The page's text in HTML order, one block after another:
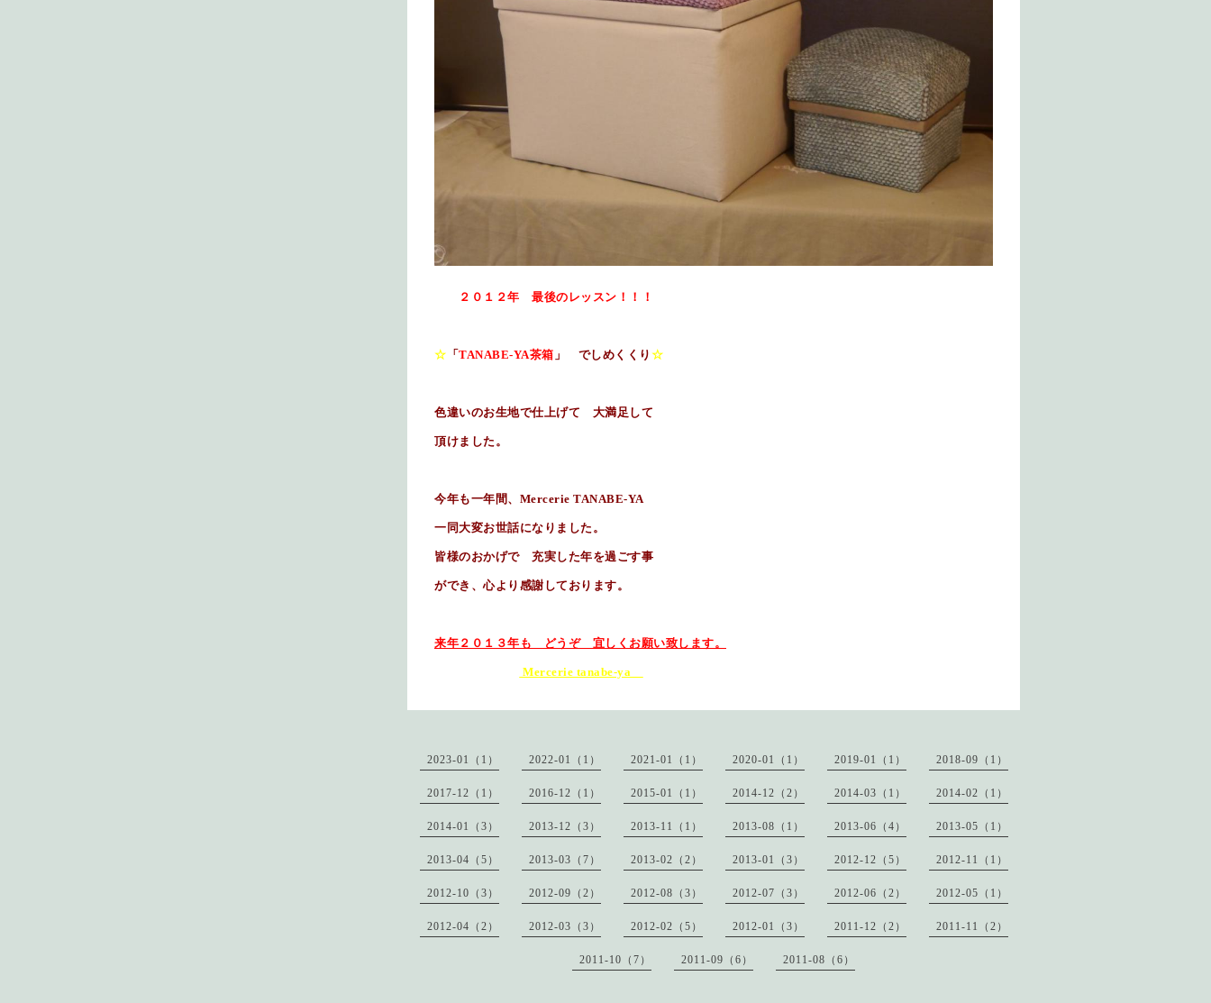
２０１２年 最後のレッスン！！！
☆ 「 TANABE-YA茶箱 」 でしめくくり ☆
色違いのお生地で仕上げて 大満足して
頂けました。
今年も一年間、Mercerie TANABE-YA
一同大変お世話になりました。
皆様のおかげで 充実した年を過ごす事
ができ、心より感謝しております。
来年２０１３年も どうぞ 宜しくお願い致します。
Mercerie tanabe-ya
2023-01（1） 2022-01（1） 2021-01（1） 2020-01（1） 2019-01（1） 2018-09（1）
2017-12（1） 2016-12（1） 2015-01（1） 2014-12（2） 2014-03（1） 2014-02（1）
2014-01（3） 2013-12（3） 2013-11（1） 2013-08（1） 2013-06（4） 2013-05（1）
2013-04（5） 2013-03（7） 2013-02（2） 2013-01（3） 2012-12（5） 2012-11（1）
2012-10（3） 2012-09（2） 2012-08（3） 2012-07（3） 2012-06（2） 2012-05（1）
2012-04（2） 2012-03（3） 2012-02（5） 2012-01（3） 2011-12（2） 2011-11（2）
2011-10（7） 2011-09（6） 2011-08（6）